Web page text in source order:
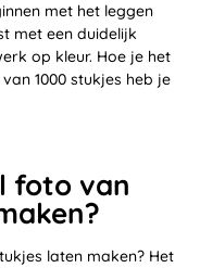
met het leggen
met een duidelijk
op kleur. Hoe je het
1000 stukjes heb je
foto van
laten maken? Het